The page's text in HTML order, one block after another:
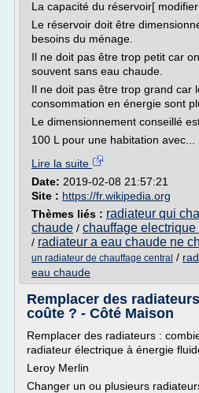
La capacité du réservoir[
Le réservoir doit être
besoins du ménage.
Il ne doit pas être trop petit car
souvent sans eau chaude.
Il ne doit pas être trop grand car
consommation en énergie sont
Le dimensionnement conseillé
100 L pour une habitation avec...
Lire la suite
Date: 2019-02-08 21:57:21
Site : https://fr.wikipedia.org
Thèmes liés : radiateur qui
chaude / chauffage
/ radiateur a eau chaude ne
un radiateur de chauffage central /
eau chaude
Remplacer des
coûte ? - Côté Maison
Remplacer des radiateurs :
radiateur électrique à énergie
Leroy Merlin
Changer un ou plusieurs